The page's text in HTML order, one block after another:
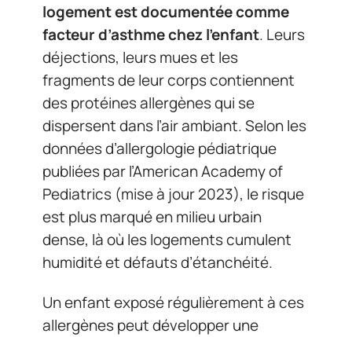
logement est documentée comme
facteur d’asthme chez l’enfant. Leurs
déjections, leurs mues et les
fragments de leur corps contiennent
des protéines allergènes qui se
dispersent dans l’air ambiant. Selon les
données d’allergologie pédiatrique
publiées par l’American Academy of
Pediatrics (mise à jour 2023), le risque
est plus marqué en milieu urbain
dense, là où les logements cumulent
humidité et défauts d’étanchéité.
Un enfant exposé régulièrement à ces
allergènes peut développer une